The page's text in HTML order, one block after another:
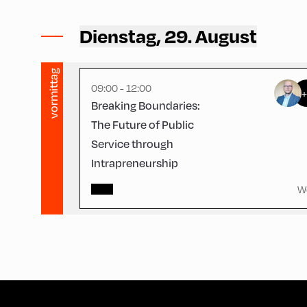
Dienstag, 29. August
vormittag 09:00 - 12:00
Breaking Boundaries:
The Future of Public
Service through
Intrapreneurship